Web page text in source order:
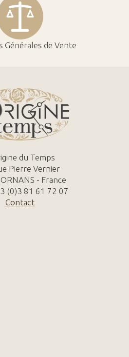
Générales de Vente
du Temps
Pierre Vernier
- France
(0)3 81 61 72 07
Contact